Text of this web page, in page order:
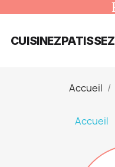
Accueil
Accueil